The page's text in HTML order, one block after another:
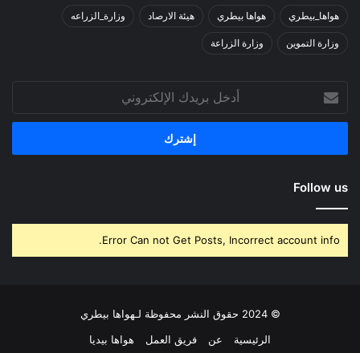
هواها_بيطري هواها بيطري هيئة الارصاد وزارة_الزراعه
وزارة التموين وزارة الزراعة
بريدك
الإلكتروني
Follow us
Error Can not Get Posts, Incorrect account info.
© 2024 حقوق النشر محفوظة لـهواها بيطري
الرئيسية
عن فريق العمل هواها بيديا